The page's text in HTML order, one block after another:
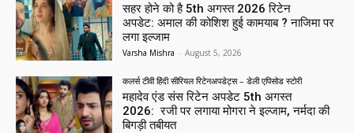
सहर होने को है 5th अगस्त 2026 रिटेन
अपडेट: अमाल की कोशिश हुई कामयाब ? नाजिमा पर
लगा इल्जाम
Varsha Mishra - August 5, 2026
कलर्स टीवी हिंदी सीरियल रिटेनअपडेट्स – डेली एपिसोड स्टोरी
महादेव एंड संस रिटेन अपडेट 5th अगस्त
2026: रजी पर लगाया मोगरा ने इल्जाम, नर्मदा की
बिगड़ी तबीयत